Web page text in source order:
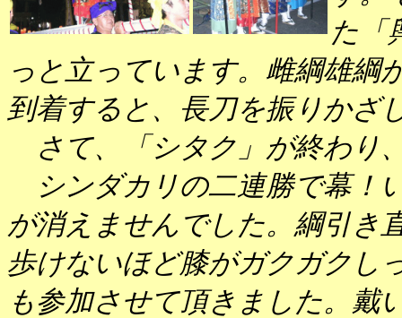
た「
っと立っています。雌綱雄綱
到着すると、長刀を振りかざ
さて、「シタク」が終わり
シンダカリの二連勝で幕！
が消えませんでした。綱引き
歩けないほど膝がガクガク
も参加させて頂きました。戴